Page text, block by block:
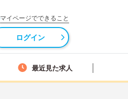
マイページでできること
ログイン
最近見た求人